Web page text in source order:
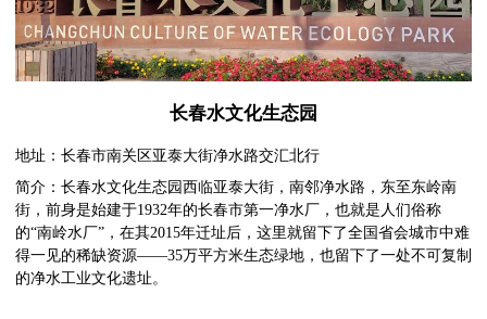
长春水文化生态园
地址：长春市南关区亚泰大街净水路交汇北行
简介：长春水文化生态园西临亚泰大街，南邻净水路，东至东岭南
街，前身是始建于1932年的长春市第一净水厂，也就是人们俗称
的“南岭水厂”，在其2015年迁址后，这里就留下了全国省会城市中难
得一见的稀缺资源——35万平方米生态绿地，也留下了一处不可复制
的净水工业文化遗址。